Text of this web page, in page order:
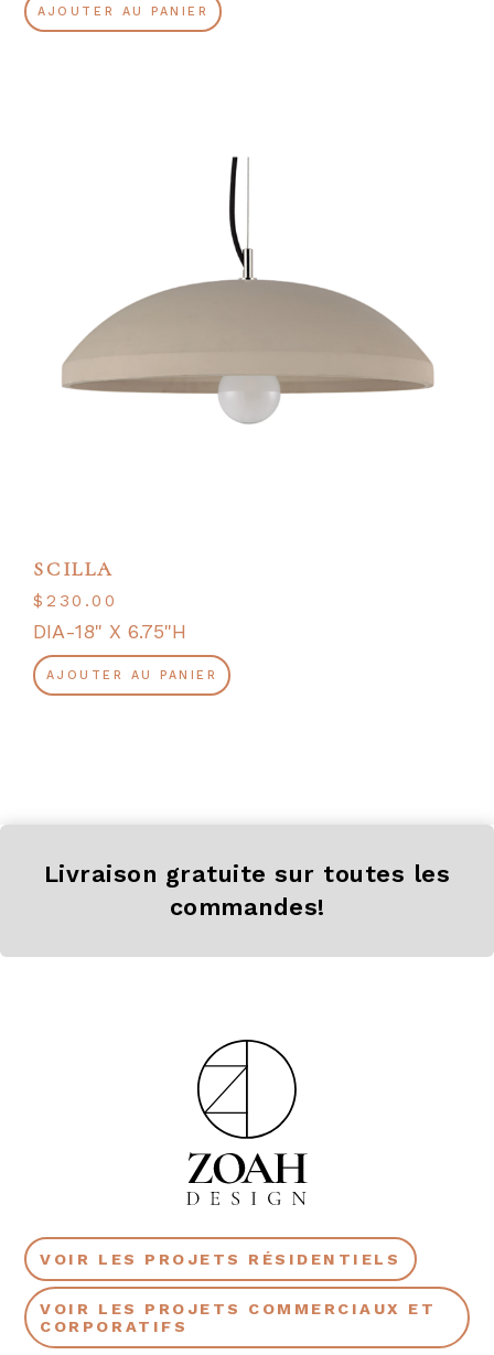
AJOUTER AU PANIER
SCILLA
$230.00
DIA-18" X 6.75"H
AJOUTER AU PANIER
Livraison gratuite sur toutes les
commandes!
VOIR LES PROJETS RÉSIDENTIELS
VOIR LES PROJETS COMMERCIAUX ET
CORPORATIFS